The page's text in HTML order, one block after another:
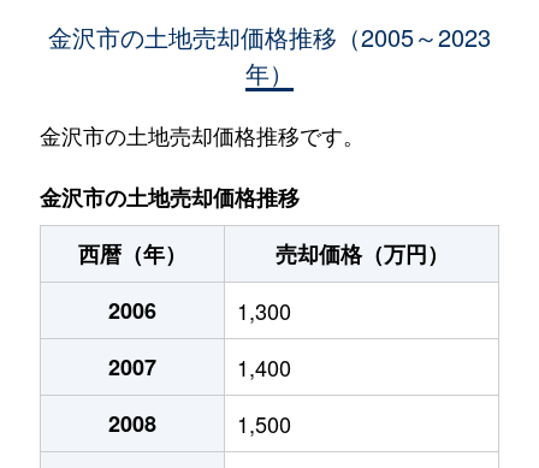
1,400万円
粟崎町
1,500万円
粟崎町
2,100万円
粟崎町
780万円 金沢
粟崎町
1,500万円
7万円
泉が丘
2,300万円
金沢市の土地売却価格推移（2005～2023
年）
金沢市の土地売却価格推移です。
金沢市の土地売却価格推移
西暦（年）
売却価格（万円）
2006
1,300
2007
1,400
2008
1,500